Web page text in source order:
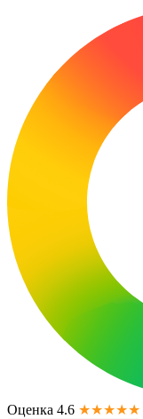
Оценка 4.6 ★★★★★